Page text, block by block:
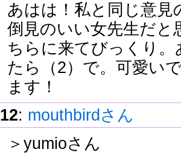
あはは！私と同じ意見
倒見のいい女先生だと
ちらに来てびっくり
たら（2）で。可愛い
ます！
12: mouthbirdさん
＞yumioさん